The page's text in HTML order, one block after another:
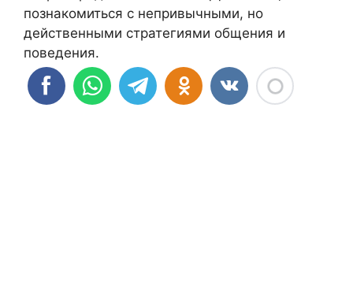
познакомиться с непривычными, но
действенными стратегиями общения и
поведения.